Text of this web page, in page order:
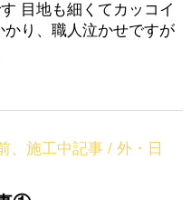
目地も細くてカッコイ
り、職人泣かせですが
、施工中記事 / 外・日